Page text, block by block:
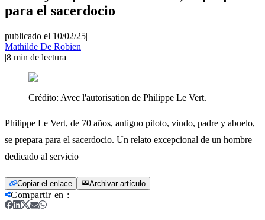
para el sacerdocio
publicado el 10/02/25|
Mathilde De Robien
|8 min de lectura
Crédito: Avec l'autorisation de Philippe Le Vert.
Philippe Le Vert, de 70 años, antiguo piloto, viudo, padre y abuelo,
se prepara para el sacerdocio. Un relato excepcional de un hombre
dedicado al servicio
Copiar el enlace Archivar artículo
Compartir en :